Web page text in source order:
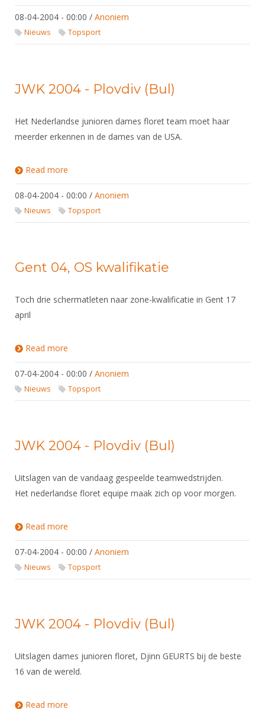
08-04-2004 - 00:00 / Anoniem
Nieuws Topsport
JWK 2004 - Plovdiv (Bul)
Het Nederlandse junioren dames floret team moet haar
meerder erkennen in de dames van de USA.
Read more
08-04-2004 - 00:00 / Anoniem
Nieuws Topsport
Gent 04, OS kwalifikatie
Toch drie schermatleten naar zone-kwalificatie in Gent 17
april
Read more
07-04-2004 - 00:00 / Anoniem
Nieuws Topsport
JWK 2004 - Plovdiv (Bul)
Uitslagen van de vandaag gespeelde teamwedstrijden.
Het nederlandse floret equipe maak zich op voor morgen.
Read more
07-04-2004 - 00:00 / Anoniem
Nieuws Topsport
JWK 2004 - Plovdiv (Bul)
Uitslagen dames junioren floret, Djinn GEURTS bij de beste
16 van de wereld.
Read more